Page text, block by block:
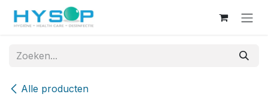
Overslaan naar inhoud
Alle producten